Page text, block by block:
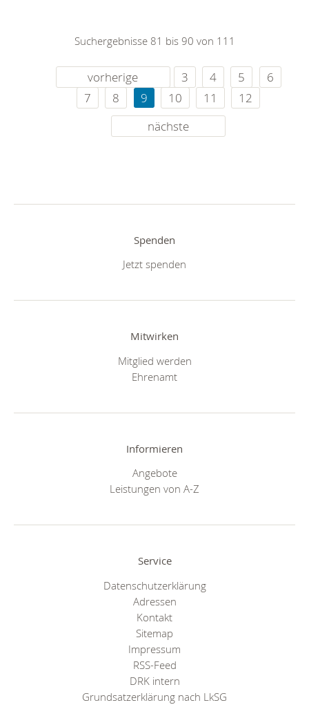
Suchergebnisse 81 bis 90 von 111
vorherige 3 4 5
6
7
8 9 10 11
12
nächste
Spenden
Jetzt spenden
Mitwirken
Mitglied werden
Ehrenamt
Informieren
Angebote
Leistungen von A-Z
Service
Datenschutzerklärung
Adressen
Kontakt
Sitemap
Impressum
RSS-Feed
DRK intern
Grundsatzerklärung nach LkSG